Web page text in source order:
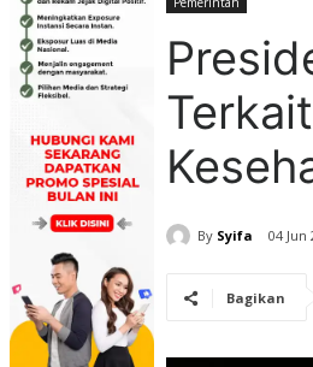
By Syifa 04 Jun
Bagikan